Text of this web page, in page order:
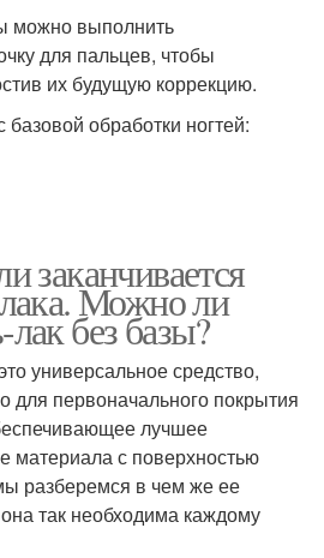
можно выполнить
для пальцев, чтобы
их будущую коррекцию.
обработки ногтей:
заканчивается
лака. Можно ли
без базы?
универсальное средство,
для первоначального покрытия
лучшее
материала с поверхностью
разберемся в чем же ее
так необходима каждому